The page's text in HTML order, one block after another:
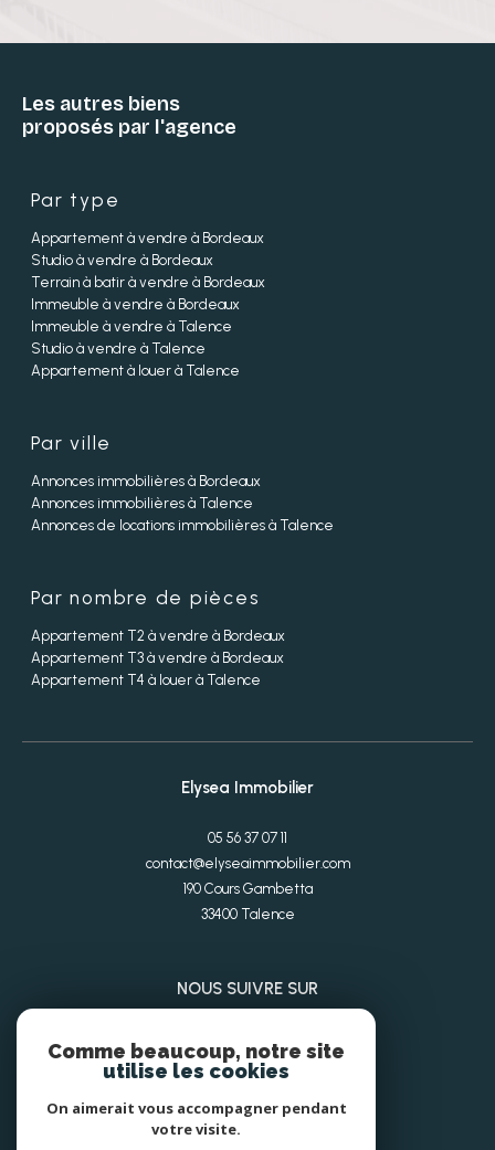
Les autres biens
proposés par l'agence
Par type
Appartement à vendre à Bordeaux
Studio à vendre à Bordeaux
Terrain à batir à vendre à Bordeaux
Immeuble à vendre à Bordeaux
Immeuble à vendre à Talence
Studio à vendre à Talence
Appartement à louer à Talence
Par ville
Annonces immobilières à Bordeaux
Annonces immobilières à Talence
Annonces de locations immobilières à Talence
Par nombre de pièces
Appartement T2 à vendre à Bordeaux
Appartement T3 à vendre à Bordeaux
Appartement T4 à louer à Talence
Elysea Immobilier
05 56 37 07 11
contact@elyseaimmobilier.com
190 Cours Gambetta
33400
Talence
NOUS SUIVRE SUR
Comme beaucoup, notre site
utilise les cookies
On aimerait vous accompagner pendant
votre visite.